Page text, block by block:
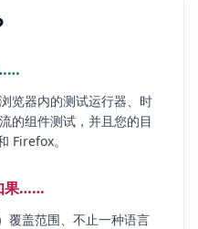
览器内的测试运行器、时
的组件测试，并且您的目
Firefox。
果……
覆盖范围、不止一种语言